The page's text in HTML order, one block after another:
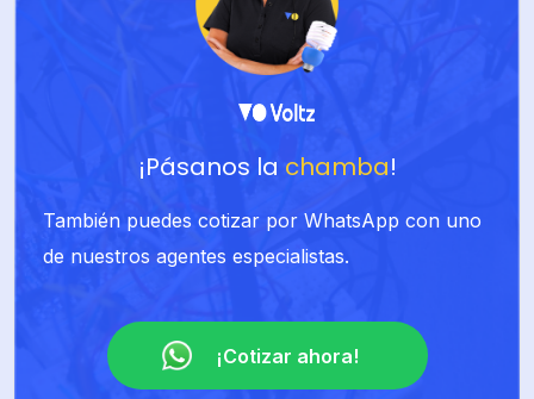
¡Pásanos la chamba!
También puedes cotizar por WhatsApp con uno
de nuestros agentes especialistas.
¡Cotizar ahora!